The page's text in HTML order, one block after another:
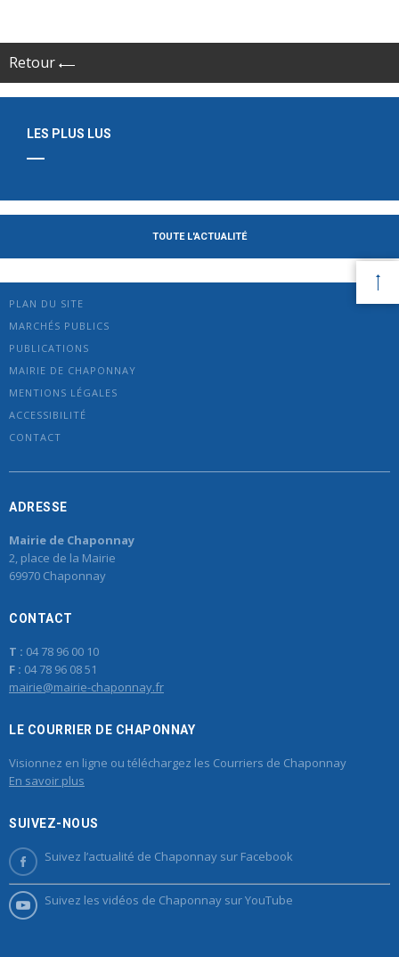
Retour
LES PLUS LUS
TOUTE L'ACTUALITÉ
PLAN DU SITE
MARCHÉS PUBLICS
PUBLICATIONS
MAIRIE DE CHAPONNAY
MENTIONS LÉGALES
ACCESSIBILITÉ
CONTACT
ADRESSE
Mairie de Chaponnay
2, place de la Mairie
69970 Chaponnay
CONTACT
T : 04 78 96 00 10
F : 04 78 96 08 51
mairie@mairie-chaponnay.fr
LE COURRIER DE CHAPONNAY
Visionnez en ligne ou téléchargez les Courriers de Chaponnay
En savoir plus
SUIVEZ-NOUS
Suivez l’actualité de Chaponnay sur Facebook
Suivez les vidéos de Chaponnay sur YouTube